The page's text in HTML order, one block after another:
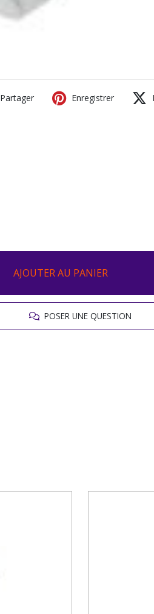
Partager Enregistrer
AJOUTER AU PANIER
POSER UNE QUESTION